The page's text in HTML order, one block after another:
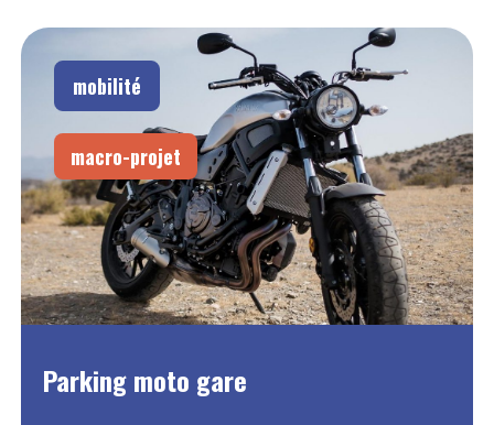
mobilité
macro-projet
Parking moto gare